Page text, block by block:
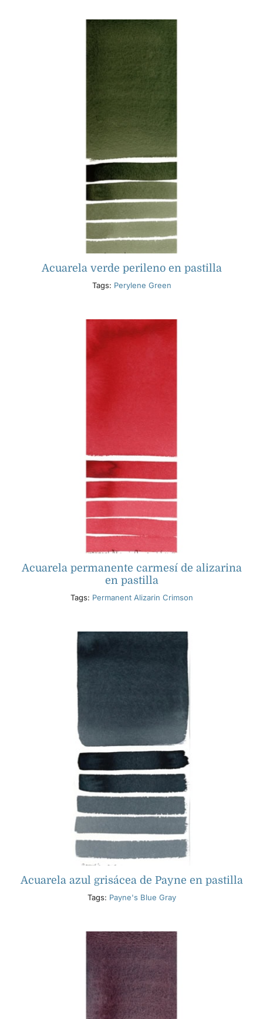
Acuarela verde perileno en pastilla
Tags: Perylene Green
Acuarela permanente carmesí de alizarina
en pastilla
Tags: Permanent Alizarin Crimson
Acuarela azul grisácea de Payne en pastilla
Tags: Payne's Blue Gray